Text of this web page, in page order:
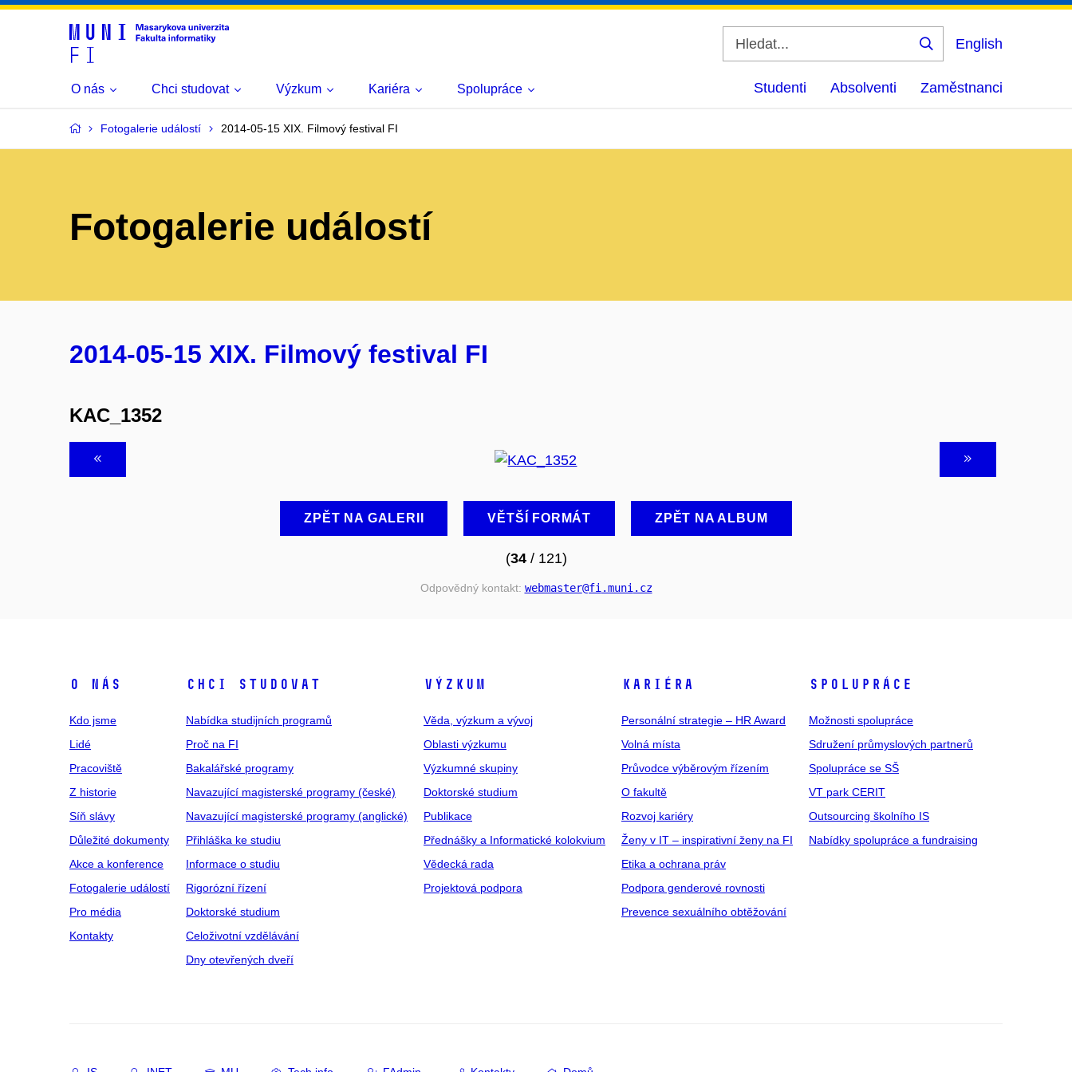
Vyhledat
English
O nás Chci studovat Výzkum Kariéra Spolupráce Studenti Absolventi Zaměstnanci
Fotogalerie událostí 2014-05-15 XIX. Filmový festival FI
Fotogalerie událostí
2014-05-15 XIX. Filmový festival FI
KAC_1352
ZPĚT NA GALERII VĚTŠÍ FORMÁT ZPĚT NA ALBUM
(34/ 121)
Odpovědný kontakt: webmaster@fi .muni .cz
O NÁS
Kdo jsme
Lidé
Pracoviště
Z historie
Síň slávy
Důležité dokumenty
Akce a konference
Fotogalerie událostí
Pro média
Kontakty
CHCI STUDOVAT
Nabídka studijních programů
Proč na FI
Bakalářské programy
Navazující magisterské programy (české)
Navazující magisterské programy (anglické)
Přihláška ke studiu
Informace o studiu
Rigorózní řízení
Doktorské studium
Celoživotní vzdělávání
Dny otevřených dveří
VÝZKUM
Věda, výzkum a vývoj
Oblasti výzkumu
Výzkumné skupiny
Doktorské studium
Publikace
Přednášky a Informatické kolokvium
Vědecká rada
Projektová podpora
KARIÉRA
Personální strategie – HR Award
Volná místa
Průvodce výběrovým řízením
O fakultě
Rozvoj kariéry
Ženy v IT – inspirativní ženy na FI
Etika a ochrana práv
Podpora genderové rovnosti
Prevence sexuálního obtěžování
SPOLUPRÁCE
Možnosti spolupráce
Sdružení průmyslových partnerů
Spolupráce se SŠ
VT park CERIT
Outsourcing školního IS
Nabídky spolupráce a fundraising